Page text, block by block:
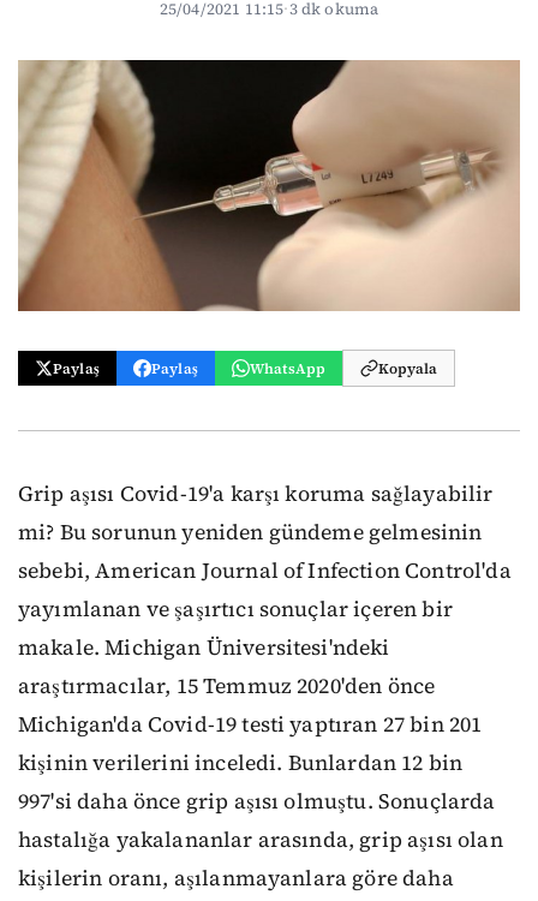
25/04/2021 11:15·3 dk okuma
Paylaş Paylaş WhatsApp Kopyala
Grip aşısı Covid-19'a karşı koruma sağlayabilir
mi? Bu sorunun yeniden gündeme gelmesinin
sebebi, American Journal of Infection Control'da
yayımlanan ve şaşırtıcı sonuçlar içeren bir
makale. Michigan Üniversitesi'ndeki
araştırmacılar, 15 Temmuz 2020'den önce
Michigan'da Covid-19 testi yaptıran 27 bin 201
kişinin verilerini inceledi. Bunlardan 12 bin
997'si daha önce grip aşısı olmuştu. Sonuçlarda
hastalığa yakalananlar arasında, grip aşısı olan
kişilerin oranı, aşılanmayanlara göre daha